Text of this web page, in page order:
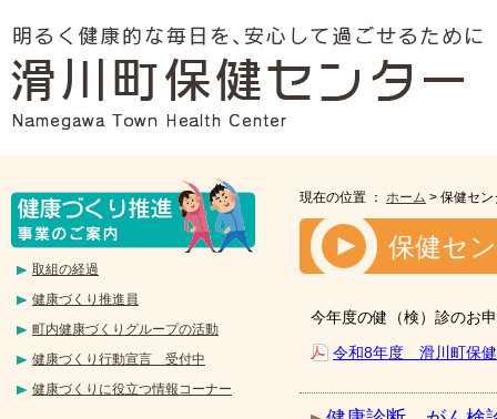
現在の位置 ： ホーム > 保健セ
保健セ
今年度の健（検）診のお
令和8年度 滑川町保
取組の経過
健康づくり推進員
町内健康づくりグループの活動
健康づくり行動宣言 受付中
健康づくりに役立つ情報コーナー